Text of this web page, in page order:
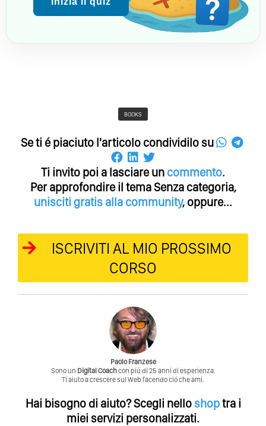
BOOKS
Se ti é piaciuto l'articolo condividilo su
Ti invito poi a lasciare un commento.
Per approfondire il tema Senza categoria,
unisciti gratis alla community, oppure...
ISCRIVITI AL MIO PROSSIMO
CORSO
Paolo Franzese
Sono un Digital Coachcon piú di 25 anni di esperienza.
Ti aiuto a crescere sul Web facendo ció che ami.
Hai bisogno di aiuto?Scegli nello shoptra i
miei servizi personalizzati.